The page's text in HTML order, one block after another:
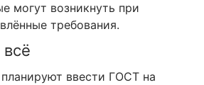
могут возникнуть при
требования.
ввести ГОСТ на